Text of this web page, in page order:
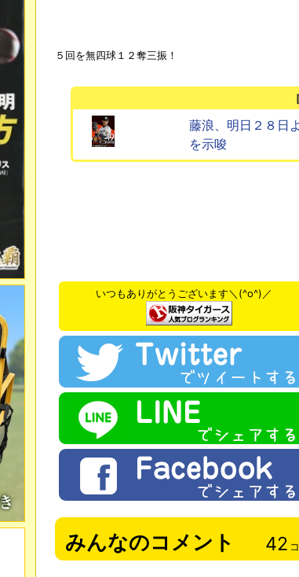
５回を無四球１２奪三振！
藤浪、明日２８日
を示唆
いつもありがとうございます＼(^o^)／
みんなのコメント 42